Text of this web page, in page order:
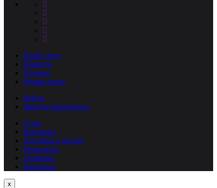
Прайс-лист
Новости
Отзывы
Форма связи
Войти
Зарегистрироваться
О нас
Контакты
Доставка и оплата
Реквизиты
Упаковка
Вакансии
x